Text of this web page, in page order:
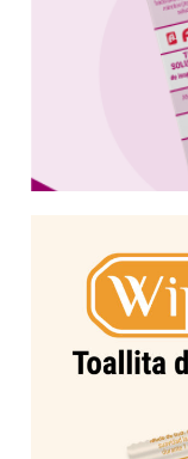
WipeAsept,
húmedas de
previo a